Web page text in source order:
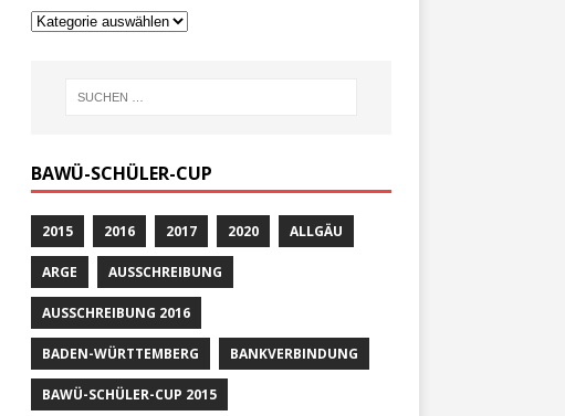
BAWÜ-SCHÜLER-CUP
2015 2016 2017 2020 ALLGÄU
ARGE AUSSCHREIBUNG
AUSSCHREIBUNG 2016
BADEN-WÜRTTEMBERG BANKVERBINDUNG
BAWÜ-SCHÜLER-CUP 2015